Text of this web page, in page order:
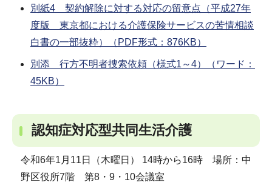
別紙4 契約解除に対する対応の留意点（平成27年
度版 東京都における介護保険サービスの苦情相談
白書の一部抜粋）（PDF形式：876KB）
別添 行方不明者捜索依頼（様式1～4）（ワード：
45KB）
認知症対応型共同生活介護
令和6年1月11日（木曜日） 14時から16時 場所：中
野区役所7階 第8・9・10会議室